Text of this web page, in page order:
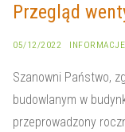
Przegląd
05/12/2022
Szanowni Państwo,
budowlanym w
przeprowadzony